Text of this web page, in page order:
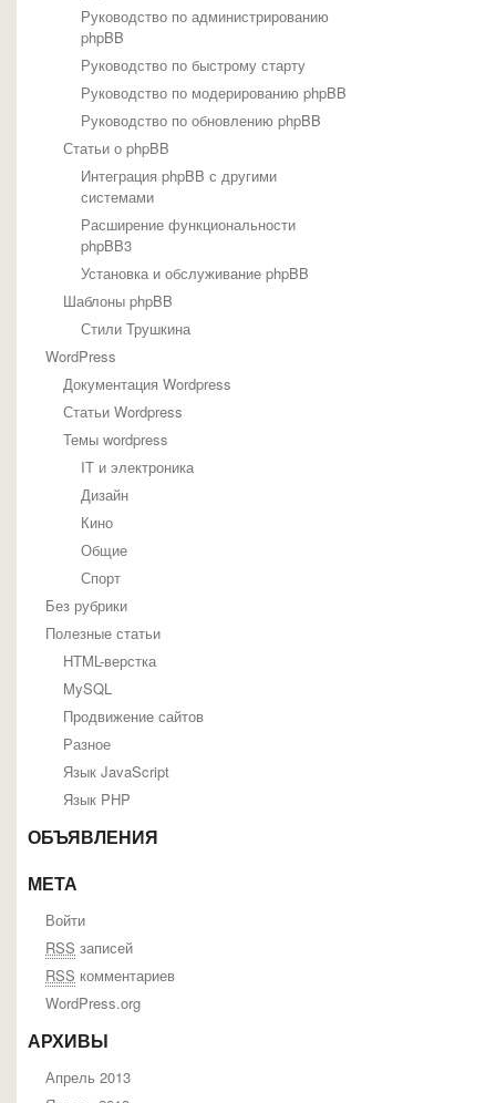
Руководство по администрированию
phpBB
Руководство по быстрому старту
Руководство по модерированию phpBB
Руководство по обновлению phpBB
Статьи о phpBB
Интеграция phpBB с другими
системами
Расширение функциональности
phpBB3
Установка и обслуживание phpBB
Шаблоны phpBB
Стили Трушкина
WordPress
Документация Wordpress
Статьи Wordpress
Темы wordpress
IT и электроника
Дизайн
Кино
Общие
Спорт
Без рубрики
Полезные статьи
HTML-верстка
MySQL
Продвижение сайтов
Разное
Язык JavaScript
Язык PHP
ОБЪЯВЛЕНИЯ
МЕТА
Войти
RSS записей
RSS комментариев
WordPress.org
АРХИВЫ
Апрель 2013